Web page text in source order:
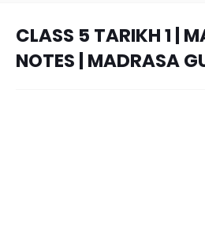
CLASS 5 TARIKH 1 |
NOTES | MADRASA